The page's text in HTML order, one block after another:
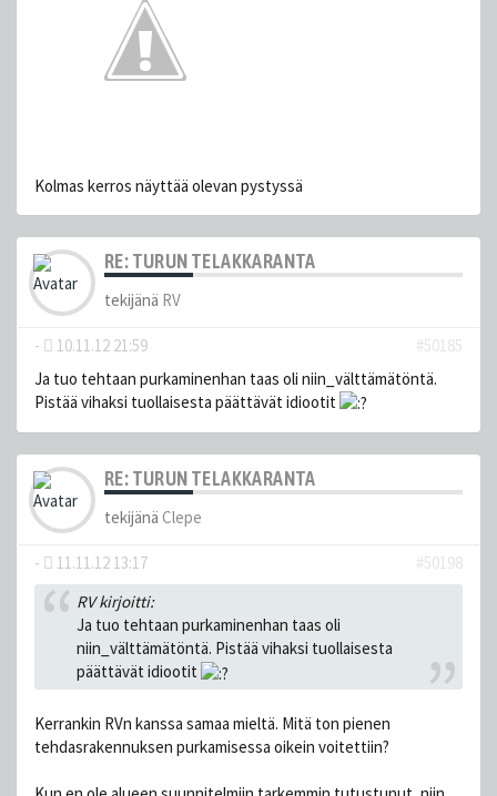
Kolmas kerros näyttää olevan pystyssä
RE: TURUN TELAKKARANTA
tekijänä RV
- 10.11.12 21:59
#50185
Ja tuo tehtaan purkaminenhan taas oli niin_välttämätöntä.
Pistää vihaksi tuollaisesta päättävät idiootit
RE: TURUN TELAKKARANTA
tekijänä Clepe
- 11.11.12 13:17
#50198
RV kirjoitti:
Ja tuo tehtaan purkaminenhan taas oli
niin_välttämätöntä. Pistää vihaksi tuollaisesta
päättävät idiootit
Kerrankin RVn kanssa samaa mieltä. Mitä ton pienen
tehdasrakennuksen purkamisessa oikein voitettiin?